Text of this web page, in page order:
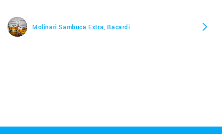
Molinari Sambuca Extra, Bacardi